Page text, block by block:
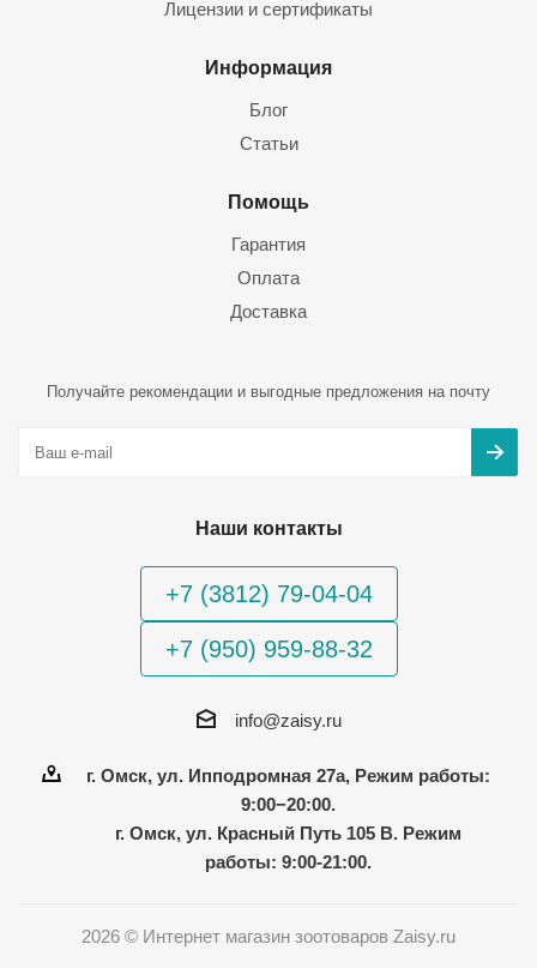
Лицензии и сертификаты
Информация
Блог
Статьи
Помощь
Гарантия
Оплата
Доставка
Получайте рекомендации и выгодные предложения на почту
Наши контакты
+7 (3812) 79-04-04
+7 (950) 959-88-32
info@zaisy.ru
г. Омск, ул. Ипподромная 27а, Режим работы:
9:00−20:00.
г. Омск, ул. Красный Путь 105 В. Режим
работы: 9:00-21:00.
2026 © Интернет магазин зоотоваров Zaisy.ru